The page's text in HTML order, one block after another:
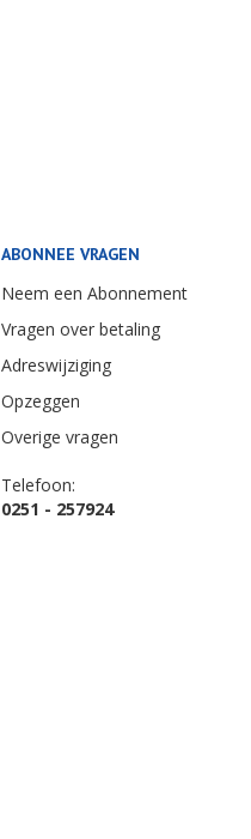
ABONNEE VRAGEN
Neem een Abonnement
Vragen over betaling
Adreswijziging
Opzeggen
Overige vragen
Telefoon:
0251 - 257924